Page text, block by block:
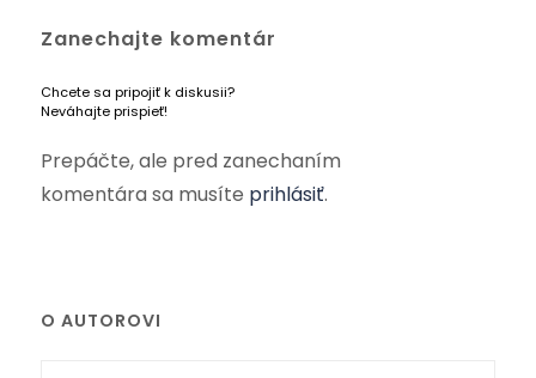
Zanechajte komentár
Chcete sa pripojiť k diskusii?
Neváhajte prispieť!
Prepáčte, ale pred zanechaním
komentára sa musíte prihlásiť.
O AUTOROVI